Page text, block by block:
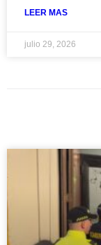
LEER MAS
julio 29, 2026